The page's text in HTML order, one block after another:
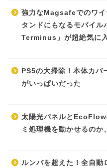
強力なMagsafeでのワイ
タンドにもなるモバイ
Terminus」が超絶気に
PS5の大掃除！本体カバ
がいっぱいだった
太陽光パネルと
ミ処理機を動かせるのか
ルンバを超えた！全自動